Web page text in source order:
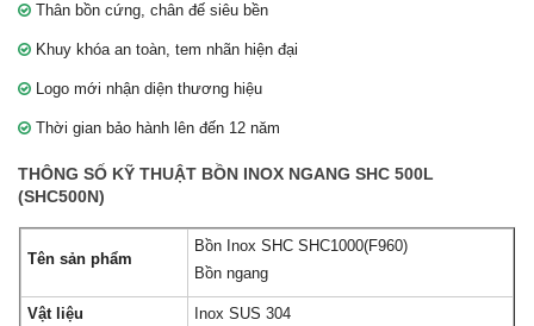
Thân bồn cứng, chân đế siêu bền
Khuy khóa an toàn, tem nhãn hiện đại
Logo mới nhận diện thương hiệu
Thời gian bảo hành lên đến 12 năm
THÔNG SỐ KỸ THUẬT BỒN INOX NGANG SHC 500L
(SHC500N)
Tên sản phẩm
Bồn Inox SHC SHC1000(F960)
Bồn ngang
Vật liệu Inox SUS 304